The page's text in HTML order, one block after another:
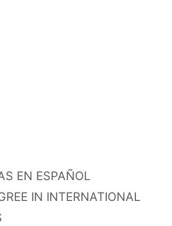
EN ESPAÑOL
IN INTERNATIONAL